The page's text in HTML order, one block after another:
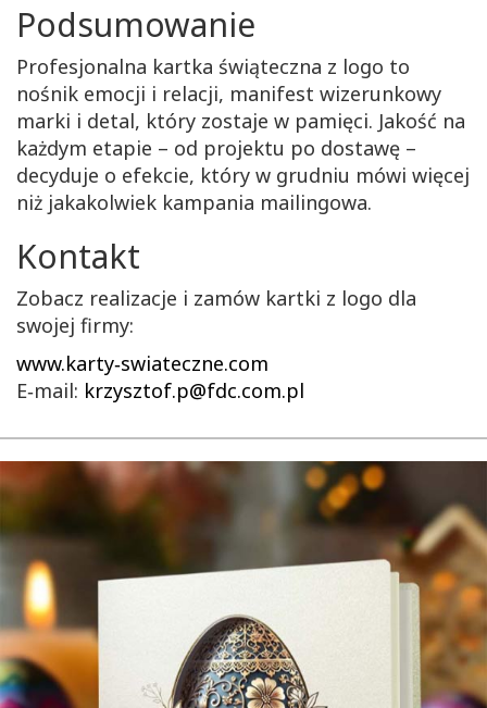
Podsumowanie
Profesjonalna kartka świąteczna z logo to
nośnik emocji i relacji, manifest wizerunkowy
marki i detal, który zostaje w pamięci. Jakość na
każdym etapie – od projektu po dostawę –
decyduje o efekcie, który w grudniu mówi więcej
niż jakakolwiek kampania mailingowa.
Kontakt
Zobacz realizacje i zamów kartki z logo dla
swojej firmy:
www.karty‑swiateczne.com
E‑mail: krzysztof.p@fdc.com.pl